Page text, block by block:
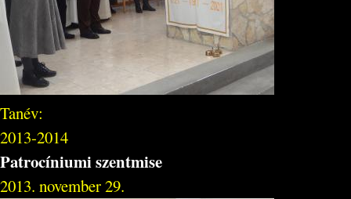
Tanév:
2013-2014
Patrocíniumi szentmise
2013. november 29.